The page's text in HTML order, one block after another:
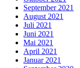
September 2021
August 2021
Juli 2021
Juni 2021
Mai 2021
April 2021
Januar 2021